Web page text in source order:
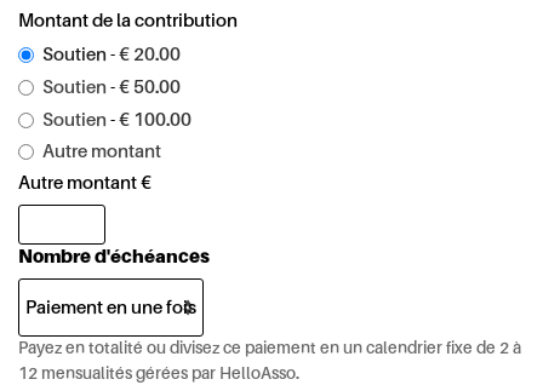
Montant de la contribution
Soutien - € 20.00
Soutien - € 50.00
Soutien - € 100.00
Autre montant
Autre montant €
Nombre d'échéances
Payez en totalité ou divisez ce paiement en un calendrier fixe de 2 à
12 mensualités gérées par HelloAsso.